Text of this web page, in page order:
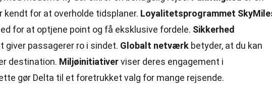
kendt for at overholde tidsplaner. Loyalitetsprogrammet
for at optjene point og få eksklusive fordele. Sikkerhed
giver passagerer ro i sindet. Globalt netværk betyder, at du kan
destination. Miljøinitiativerviser deres engagement i
gør Delta til et foretrukket valg for mange rejsende.